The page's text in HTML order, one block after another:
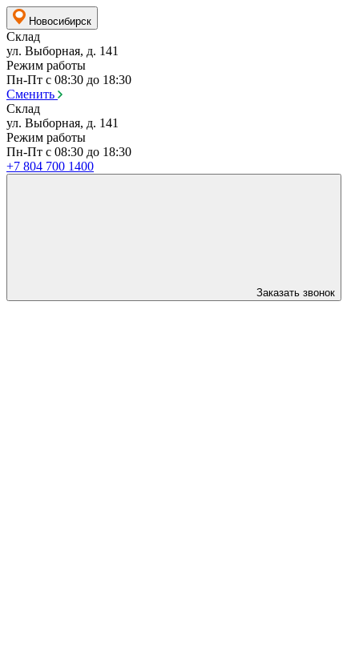
Новосибирск
Склад
ул. Выборная, д. 141
Режим работы
Пн-Пт с 08:30 до 18:30
Сменить
Склад
ул. Выборная, д. 141
Режим работы
Пн-Пт с 08:30 до 18:30
+7 804 700 1400
Заказать звонок